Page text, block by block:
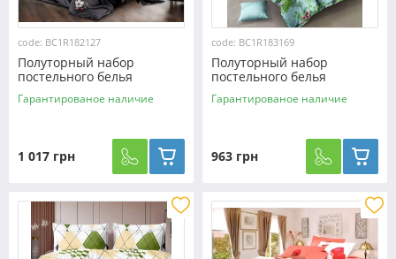
code: BC1R182127
Полуторный набор
постельного белья
150*220 из Ранфорса
№182127 Черешенка™
Гарантированое наличие
1 017 грн
code: BC1R183169
Полуторный набор
постельного белья
150*220 из Ранфорса
№183169 Черешенка™
Гарантированое наличие
963 грн